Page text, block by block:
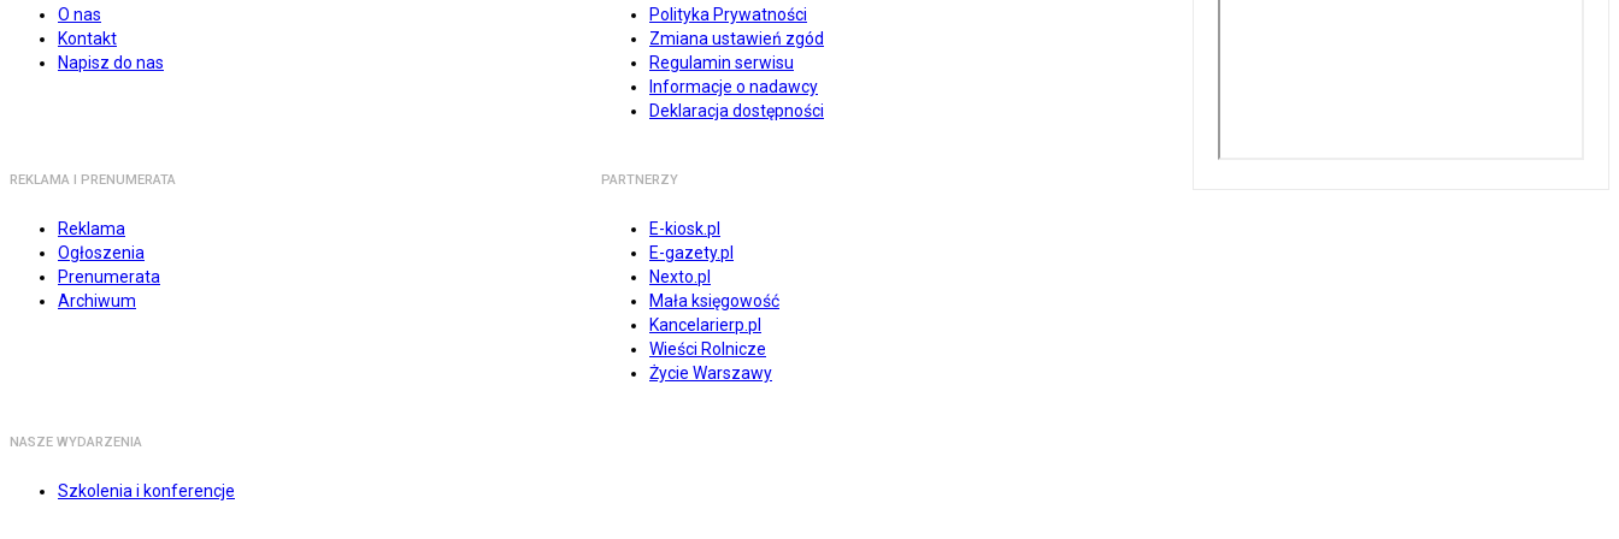
O nas
Kontakt
Napisz do nas
Polityka Prywatności
Zmiana ustawień zgód
Regulamin serwisu
Informacje o nadawcy
Deklaracja dostępności
REKLAMA I PRENUMERATA
Reklama
Ogłoszenia
Prenumerata
Archiwum
PARTNERZY
E-kiosk.pl
E-gazety.pl
Nexto.pl
Mała księgowość
Kancelarierp.pl
Wieści Rolnicze
Życie Warszawy
NASZE WYDARZENIA
Szkolenia i konferencje